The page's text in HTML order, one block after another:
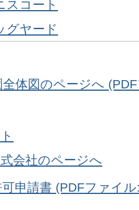
スコート
グヤード
体図のページへ
会社のページへ
申請書 (PDFファイ